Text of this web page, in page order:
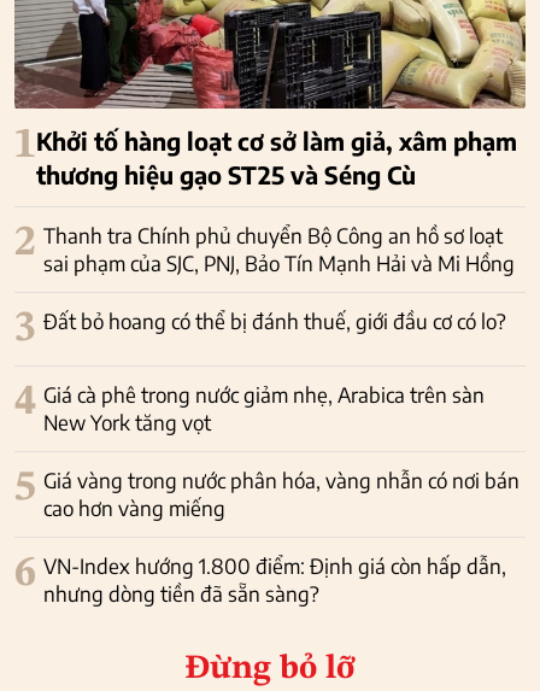
1Khởi tố hàng loạt cơ sở làm giả, xâm phạm
thương hiệu gạo ST25 và Séng Cù
2 Thanh tra Chính phủ chuyển Bộ Công an hồ sơ loạt
sai phạm của SJC, PNJ, Bảo Tín Mạnh Hải và Mi Hồng
3 Đất bỏ hoang có thể bị đánh thuế, giới đầu cơ có lo?
4 Giá cà phê trong nước giảm nhẹ, Arabica trên sàn
New York tăng vọt
5 Giá vàng trong nước phân hóa, vàng nhẫn có nơi bán
cao hơn vàng miếng
6 VN-Index hướng 1.800 điểm: Định giá còn hấp dẫn,
nhưng dòng tiền đã sẵn sàng?
Đừng bỏ lỡ